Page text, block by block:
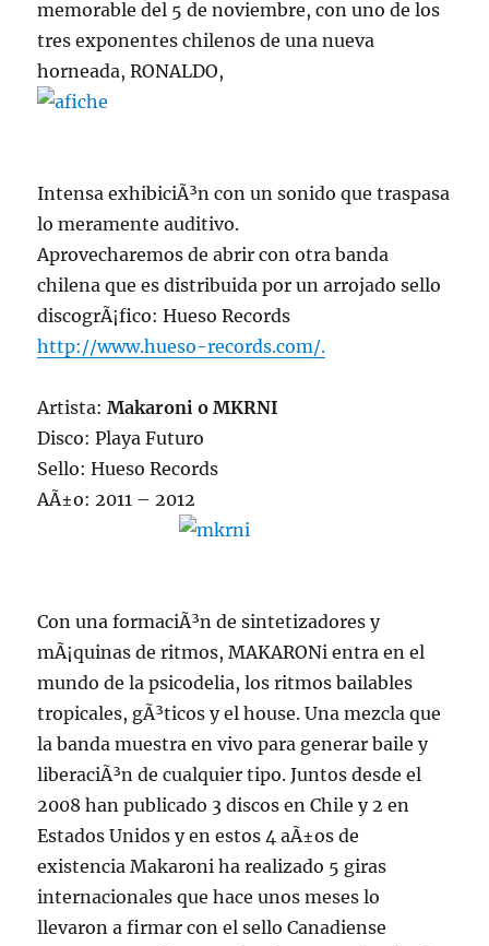
memorable del 5 de noviembre, con uno de los
tres exponentes chilenos de una nueva
horneada, RONALDO,
Intensa exhibiciÃ³n con un sonido que traspasa
lo meramente auditivo.
Aprovecharemos de abrir con otra banda
chilena que es distribuida por un arrojado sello
discogrÃ¡fico: Hueso Records
http://www.hueso-records.com/.
Artista:Makaroni o MKRNI
Disco: Playa Futuro
Sello: Hueso Records
AÃ±o: 2011 – 2012
Con una formaciÃ³n de sintetizadores y
mÃ¡quinas de ritmos, MAKARONi entra en el
mundo de la psicodelia, los ritmos bailables
tropicales, gÃ³ticos y el house. Una mezcla que
la banda muestra en vivo para generar baile y
liberaciÃ³n de cualquier tipo. Juntos desde el
2008 han publicado 3 discos en Chile y 2 en
Estados Unidos y en estos 4 aÃ±os de
existencia Makaroni ha realizado 5 giras
internacionales que hace unos meses lo
llevaron a firmar con el sello Canadiense